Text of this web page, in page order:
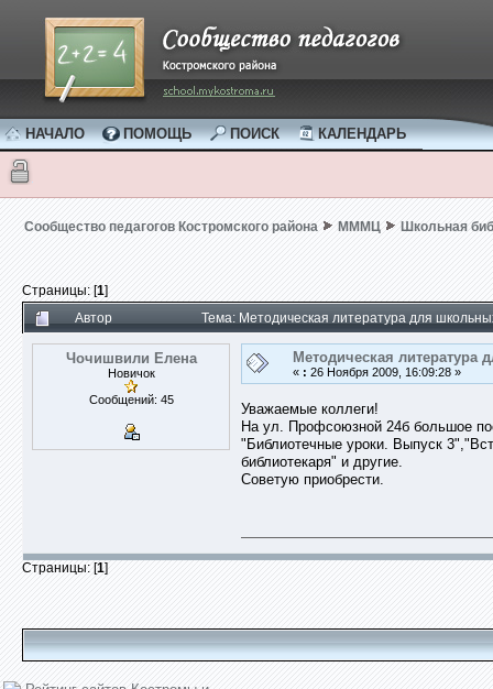
НАЧАЛО ПОМОЩЬ ПОИСК КАЛЕНДАРЬ
Сообщество педагогов Костромского района МММЦ Школьная
Страницы: [1]
Автор
Тема: Методическая литература для
Чочишвили Елена
Новичок
Сообщений: 45
Методическая литература
« : 26 Ноября 2009, 16:09:28 »
Уважаемые коллеги!
На ул. Профсоюзной 24б большое
"Библиотечные уроки. Выпуск
библиотекаря" и другие.
Советую приобрести.
Страницы: [1]